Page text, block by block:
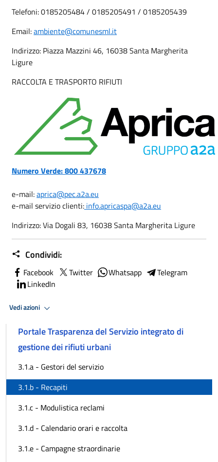
Telefoni: 0185205484 / 0185205491 / 0185205439
Email:ambiente@comunesml.it
Indirizzo: Piazza Mazzini 46, 16038 Santa Margherita
Ligure
RACCOLTA E TRASPORTO RIFIUTI
Numero Verde: 800 437678
e-mail:aprica@pec.a2a.eu
e-mail servizio clienti: info.apricaspa@a2a.eu
Indirizzo: Via Dogali 83, 16038 Santa Margherita Ligure
Condividi:
Facebook Twitter Whatsapp
Telegram
LinkedIn
Vedi azioni
Portale Trasparenza del Servizio integrato di
gestione dei rifiuti urbani
3.1.a - Gestori del servizio
3.1.b - Recapiti
3.1.c - Modulistica reclami
3.1.d - Calendario orari e raccolta
3.1.e - Campagne straordinarie